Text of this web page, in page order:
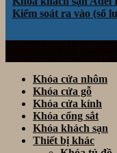
Kiểm soát ra vào (số
Khóa cửa nhôm
Khóa cửa gỗ
Khóa cửa kính
Khóa cổng sắt
Khóa khách sạn
Thiết bị khác